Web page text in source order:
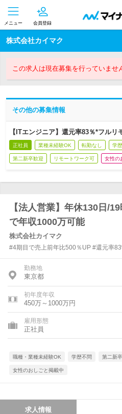
メニュー 会員登録
株式会社カイマク
この求人は現在募集を行っていませ
その他の募集情報
【ITエンジニア】還元率83％*フル
正社員 業種未経験OK 転勤なし 学
第二新卒歓迎 リモートワーク可 女性の
【法人営業】年休130日/
で年収1000万可能
株式会社カイマク
#4期目で売上前年比500％UP #還元率
勤務地
東京都
初年度年収
450万～1000万円
雇用形態
正社員
職種・業種未経験OK 学歴不問 第二新
女性のおしごと掲載中
求人情報